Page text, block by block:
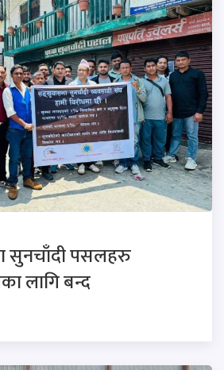
सुनचाँदी पसलहरु
लागि बन्द